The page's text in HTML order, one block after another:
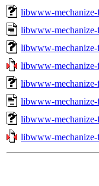
libwww-
libwww-
libwww-
libwww-
libwww-
libwww-
libwww-
libwww-